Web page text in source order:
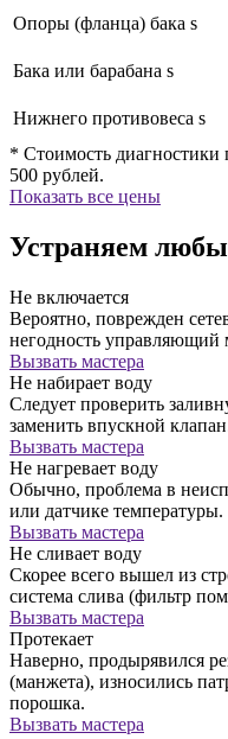
Опоры (фланца) бака s
Бака или барабана s
Нижнего противовеса s
* Стоимость
500 рублей.
Показать все цены
Устраняем
Не включается
Вероятно, поврежден
негодность управляющий
Вызвать мастера
Не набирает воду
Следует проверить
заменить впускной
Вызвать мастера
Не нагревает воду
Обычно, проблема в
или датчике температуры.
Вызвать мастера
Не сливает воду
Скорее всего вышел из
система слива (фильтр
Вызвать мастера
Протекает
Наверно, продырявился
(манжета), износились
порошка.
Вызвать мастера